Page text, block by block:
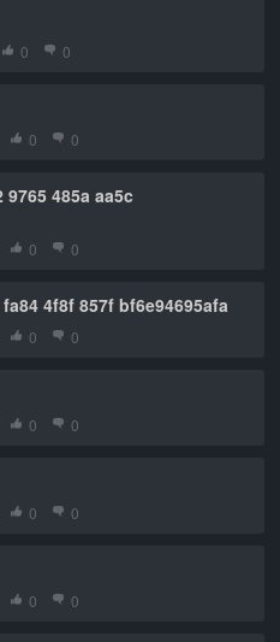
0 0
0 0
485a aa5c
0 0
4f8f 857f bf6e94695afa
0 0
0 0
0 0
0 0